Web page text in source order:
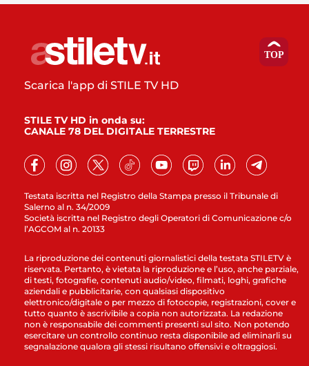
Testata iscritta nel Registro della Stampa presso il Tribunale di
Salerno al n. 34/2009
Società iscritta nel Registro degli Operatori di Comunicazione c/o
l’AGCOM al n. 20133
Scarica l'app di STILE TV HD
STILE TV HD in onda su:
CANALE 78 DEL DIGITALE TERRESTRE
La riproduzione dei contenuti giornalistici della testata STILETV è
riservata. Pertanto, è vietata la riproduzione e l’uso, anche parziale,
di testi, fotografie, contenuti audio/video, filmati, loghi, grafiche
aziendali e pubblicitarie, con qualsiasi dispositivo
elettronico/digitale o per mezzo di fotocopie, registrazioni, cover e
tutto quanto è ascrivibile a copia non autorizzata. La redazione
non è responsabile dei commenti presenti sul sito. Non potendo
esercitare un controllo continuo resta disponibile ad eliminarli su
segnalazione qualora gli stessi risultano offensivi e oltraggiosi.